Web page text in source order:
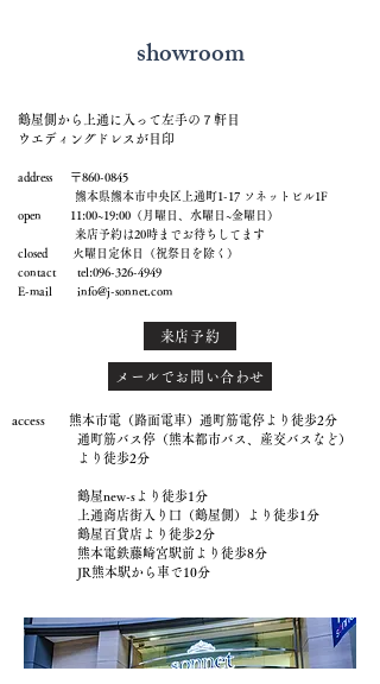
showroom
鶴屋側から上通に入って左手の７軒目
ウエディングドレスが目印
address 〒860-0845
熊本県熊本市中央区上通町1-17 ソネットビル1F
open 11:00~19:00（月曜日、水曜日~金曜日）
来店予約は20時までお待ちしてます
closed 火曜日定休日（祝祭日を除く）
contact tel:096-326-4949
E-mail info@j-sonnet.com
来店予約
メールでお問い合わせ
access 熊本市電（路面電車）通町筋電停より徒歩2分
通町筋バス停（熊本都市バス、産交バスなど）
より徒歩2分
鶴屋new-sより徒歩1分
上通商店街入り口（鶴屋側）より徒歩1分
鶴屋百貨店より徒歩2分
熊本電鉄藤崎宮駅前より徒歩8分
JR熊本駅から車で10分